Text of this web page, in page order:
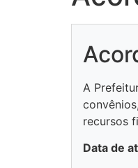
A
recursos
Data de